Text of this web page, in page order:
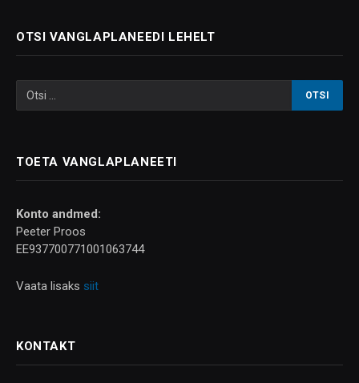
OTSI VANGLAPLANEEDI LEHELT
TOETA VANGLAPLANEETI
Konto andmed:
Peeter Proos
EE937700771001063744
Vaata lisaks siit
KONTAKT